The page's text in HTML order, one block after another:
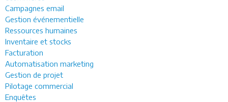
Campagnes email
Gestion événementielle
Ressources humaines
Inventaire et stocks
Facturation
Automatisation marketing
Gestion de projet
Pilotage commercial
Enquêtes